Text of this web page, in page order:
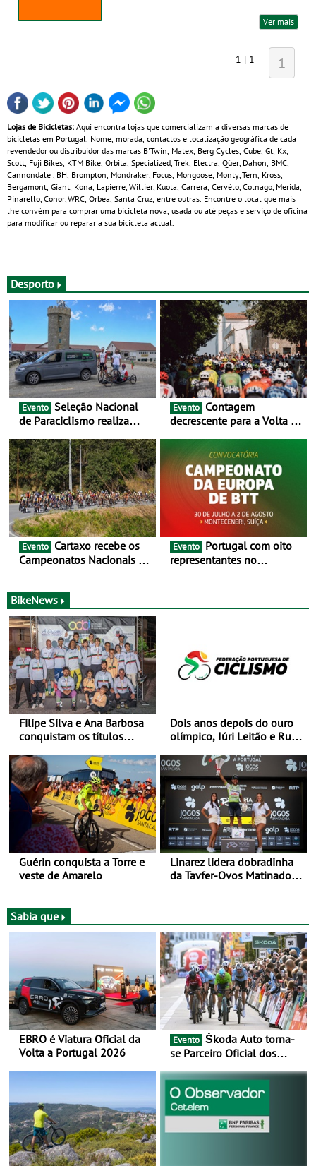
Ver mais
1 | 1 1
Lojas de Bicicletas: Aqui encontra lojas que comercializam a diversas marcas de
bicicletas em Portugal. Nome, morada, contactos e localização geográfica de cada
revendedor ou distribuidor das marcas B'Twin, Matex, Berg Cycles, Cube, Gt, Kx,
Scott, Fuji Bikes, KTM Bike, Orbita, Specialized, Trek, Electra, Qüer, Dahon, BMC,
Cannondale , BH, Brompton, Mondraker, Focus, Mongoose, Monty, Tern, Kross,
Bergamont, Giant, Kona, Lapierre, Willier, Kuota, Carrera, Cervélo, Colnago, Merida,
Pinarello, Conor, WRC, Orbea, Santa Cruz, entre outras. Encontre o local que mais
lhe convém para comprar uma bicicleta nova, usada ou até peças e serviço de oficina
para modificar ou reparar a sua bicicleta actual.
Desporto
Evento
de Paraciclismo realiza
preparação para o
Campeonato do Mundo
Evento
decrescente para a Volta a
as 17 equipas de 2026
Evento
Campeonatos Nacionais da
Evento
representantes no
Monteceneri, na Suíça
BikeNews
Filipe Silva e Ana Barbosa
conquistam os títulos
Urbano em Castelo Branco
Dois anos depois do ouro
olímpico, Iúri Leitão e Rui
Volta a Portugal
Guérin conquista a Torre e
veste de Amarelo
Linarez lidera dobradinha
da Tavfer-Ovos Matinados-
Casa - mais o prólogo
inicial -, três chegadas ao
sprint
Sabia que
EBRO é Viatura Oficial da
Volta a Portugal 2026
Evento
se Parceiro Oficial dos
BTT e Gravel da UCI - Para
os anos de 2025 e 2026